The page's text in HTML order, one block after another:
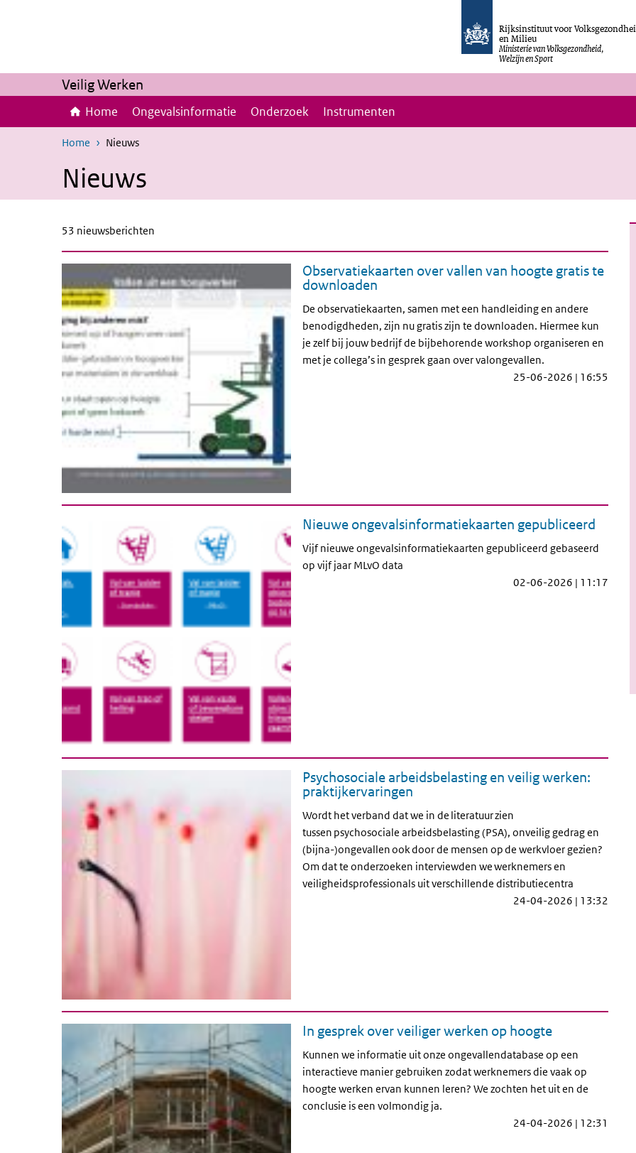
Rijksinstituut voor
en Milieu
Ministerie van Volksgezondheid,
Welzijn en Sport
Veilig Werken
Home Ongevalsinformatie Onderzoek Instrumenten
Home Nieuws
Nieuws
53 nieuwsberichten
Observatiekaarten over vallen van hoogte gratis te
downloaden
De observatiekaarten, samen met een handleiding en andere
benodigdheden, zijn nu gratis zijn te downloaden. Hiermee kun
je zelf bij jouw bedrijf de bijbehorende workshop organiseren en
met je collega’s in gesprek gaan over valongevallen.
25-06-2026 | 16:55
Nieuwe ongevalsinformatiekaarten gepubliceerd
Vijf nieuwe ongevalsinformatiekaarten gepubliceerd gebaseerd
op vijf jaar MLvO data
02-06-2026 | 11:17
Psychosociale arbeidsbelasting en veilig werken:
praktijkervaringen
Wordt het verband dat we in de literatuur zien
tussen psychosociale arbeidsbelasting (PSA), onveilig gedrag en
(bijna-)ongevallen ook door de mensen op de werkvloer gezien?
Om dat te onderzoeken interviewden we werknemers en
veiligheidsprofessionals uit verschillende distributiecentra
24-04-2026 | 13:32
In gesprek over veiliger werken op hoogte
Kunnen we informatie uit onze ongevallendatabase op een
interactieve manier gebruiken zodat werknemers die vaak op
hoogte werken ervan kunnen leren? We zochten het uit en de
conclusie is een volmondig ja.
24-04-2026 | 12:31